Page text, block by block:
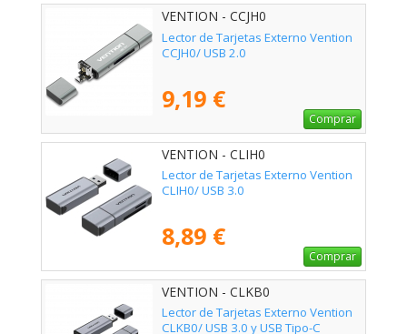
VENTION - CCJH0
Lector de Tarjetas Externo Vention
CCJH0/ USB 2.0
9,19 €
Comprar
VENTION - CLIH0
Lector de Tarjetas Externo Vention
CLIH0/ USB 3.0
8,89 €
Comprar
VENTION - CLKB0
Lector de Tarjetas Externo Vention
CLKB0/ USB 3.0 y USB Tipo-C